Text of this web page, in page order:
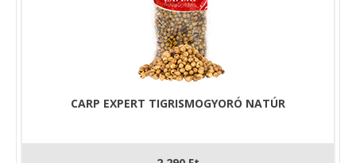
CARP EXPERT TIGRISMOGYORÓ NATÚR